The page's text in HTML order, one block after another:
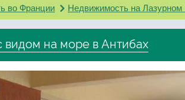
во Франции Недвижимость на Лазурном
видом на море в Антибах